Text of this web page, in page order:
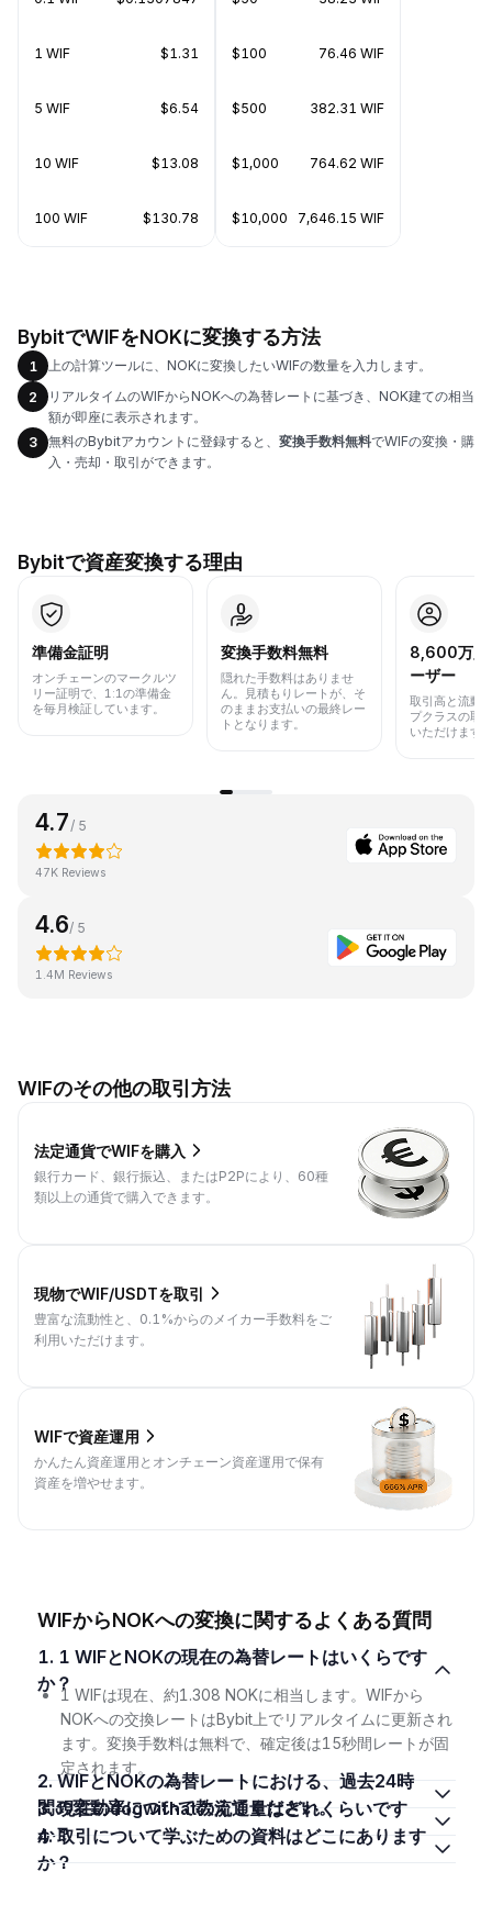
1 WIF $1.31
5 WIF $6.54
10 WIF $13.08
100 WIF $130.78
$100 76.46 WIF
$500 382.31 WIF
$1,000 764.62 WIF
$10,000 7,646.15 WIF
BybitでWIFをNOKに変換する方法
1
上の計算ツールに、NOKに変換したいWIFの数量を入力します。
2
リアルタイムのWIFからNOKへの為替レートに基づき、NOK建ての相当
額が即座に表示されます。
3
無料のBybitアカウントに登録すると、 変換手数料無料でWIFの変換・購
入・売却・取引ができます。
Bybitで資産変換する理由
準備金証明
オンチェーンのマークルツ
リー証明で、1:1の準備金
を毎月検証しています。
変換手数料無料
隠れた手数料はありませ
ん。見積もりレートが、そ
のままお支払いの最終レー
トとなります。
8,600万人
ーザー
取引高と流動
プクラスの取
いただけます
4.7/ 5
47K Reviews
4.6/ 5
1.4M Reviews
WIFのその他の取引方法
法定通貨でWIFを購入
銀行カード、銀行振込、またはP2Pにより、60種
類以上の通貨で購入できます。
現物でWIF/USDTを取引
豊富な流動性と、0.1%からのメイカー手数料をご
利用いただけます。
WIFで資産運用
かんたん資産運用とオンチェーン資産運用で保有
資産を増やせます。
WIFからNOKへの変換に関するよくある質問
1. 1 WIFとNOKの現在の為替レートはいくらです
か？
1 WIFは現在、約1.308 NOKに相当します。WIFから
NOKへの交換レートはBybit上でリアルタイムに更新され
ます。変換手数料は無料で、確定後は15秒間レートが固
定されます。
2. WIFとNOKの為替レートにおける、過去24時
間の変動率について教えてください。
3. 現在のdogwifhatの流通量はどれくらいです
か？
4. 取引について学ぶための資料はどこにあります
か？